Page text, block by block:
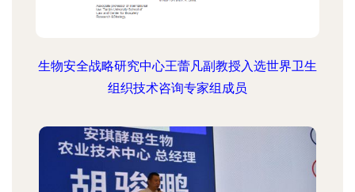
生物安全战略研究中心王蕾凡副教授入选世界卫生
组织技术咨询专家组成员